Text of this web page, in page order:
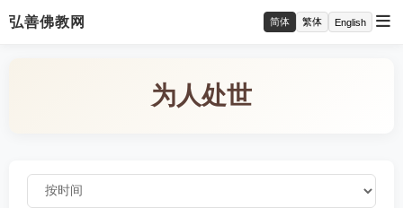
弘善佛教网 简体 繁体 English
为人处世